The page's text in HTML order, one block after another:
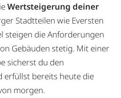
Wertsteigerung deiner
Stadtteilen wie Eversten
steigen die Anforderungen
Gebäuden stetig. Mit einer
sicherst du den
erfüllst bereits heute die
morgen.